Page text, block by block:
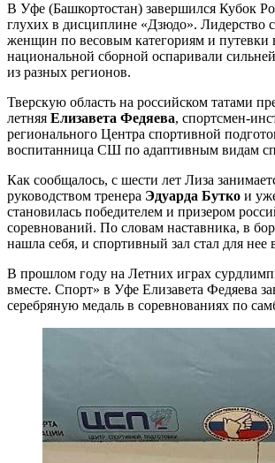
В Уфе (Башкортостан) завершился Кубок
глухих в дисциплине «Дзюдо». Лидерство
женщин по весовым категориям и путевки
национальной сборной оспаривали
из разных регионов.
Тверскую область на российском татами
летняя Елизавета Федяева, спортсмен-
регионального Центра спортивной
воспитанница СШ по адаптивным видам
Как сообщалось, с шести лет Лиза
руководством тренера Эдуарда Бутко и
становилась победителем и призером
соревнований. По словам наставника, в
нашла себя, и спортивный зал стал для
В прошлом году на Летних играх
вместе. Спорт» в Уфе Елизавета Федяева
серебряную медаль в соревнованиях по